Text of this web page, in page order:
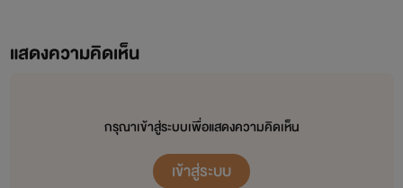
แสดงความคิดเห็น
กรุณาเข้าสู่ระบบเพื่อแสดงความคิดเห็น
เข้าสู่ระบบ